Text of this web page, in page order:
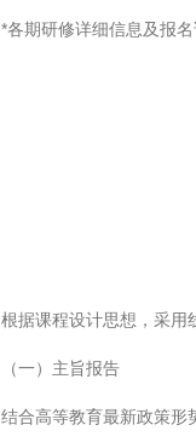
*各期研修详细信息及报
根据课程设计思想，采用
（一）主旨报告
结合高等教育最新政策形